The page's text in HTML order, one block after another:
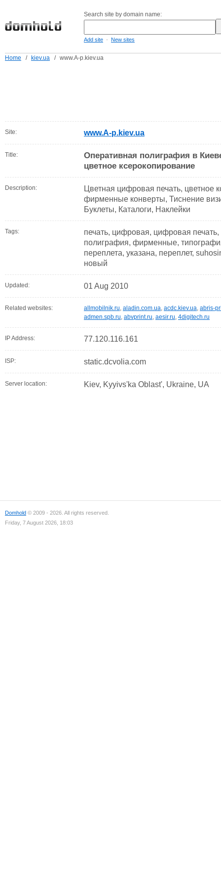
Search site by domain name:
Add site - New sites
Home / kiev.ua / www.A-p.kiev.ua
Site: www.A-p.kiev.ua
Title:
Оперативная полиграфия в
цветное ксерокопирование
Description:
Цветная цифровая печать, цветное
фирменные конверты, Тиснение
Буклеты, Каталоги, Наклейки
Tags:
печать, цифровая, цифровая печать,
полиграфия, фирменные,
переплета, указана, переплет,
новый
Updated: 01 Aug 2010
Related websites: allmobilnik.ru, aladin.com.ua, acdc.kiev.ua, abris-
admen.spb.ru, abvprint.ru, aesir.ru, 4digitech.ru
IP Address: 77.120.116.161
ISP: static.dcvolia.com
Server location: Kiev, Kyyivs'ka Oblast', Ukraine, UA
Domhold © 2009 - 2026. All rights reserved.
Friday, 7 August 2026, 18:03